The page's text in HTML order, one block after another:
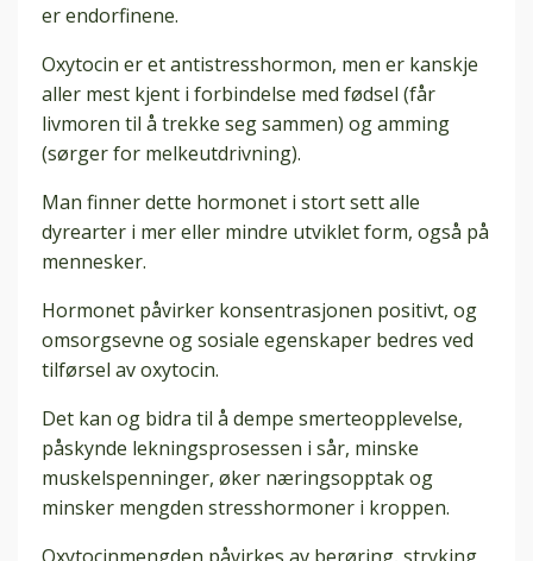
er endorfinene.
Oxytocin er et antistresshormon, men er kanskje
aller mest kjent i forbindelse med fødsel (får
livmoren til å trekke seg sammen) og amming
(sørger for melkeutdrivning).
Man finner dette hormonet i stort sett alle
dyrearter i mer eller mindre utviklet form, også på
mennesker.
Hormonet påvirker konsentrasjonen positivt, og
omsorgsevne og sosiale egenskaper bedres ved
tilførsel av oxytocin.
Det kan og bidra til å dempe smerteopplevelse,
påskynde lekningsprosessen i sår, minske
muskelspenninger, øker næringsopptak og
minsker mengden stresshormoner i kroppen.